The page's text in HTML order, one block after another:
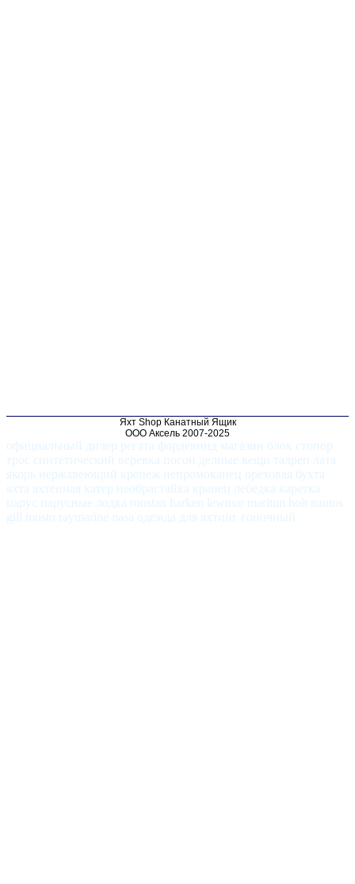
Яхт Shop Канатный Ящик
ООО Аксель 2007-2025
официальный дилер регата фордевинд магазин блок стопор
трос синтетический веревка погон делные вещи талреп лата
якорь нержавеющий крепеж непромоканец ореховая бухта
яхта яхтенная катер необрастайка кранец лебедка каретка
парус парусные лодка ronstan harken lewmar maritim holt nautos
gill musto raymarine nasa одежда для яхтинг гоночный